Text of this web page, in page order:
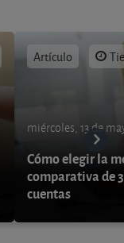
Artículo
miércoles, 13 de
Cómo elegir la
comparativa de
cuentas